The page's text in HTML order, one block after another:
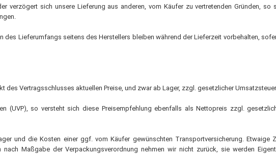
verzögert sich unsere Lieferung aus anderen, vom Käufer zu vertretenden Gründen, so
Lieferumfangs seitens des Herstellers bleiben während der Lieferzeit vorbehalten,
Vertragsschlusses aktuellen Preise, und zwar ab Lager, zzgl. gesetzlicher
(UVP), so versteht sich diese Preisempfehlung ebenfalls als Nettopreis zzgl.
und die Kosten einer ggf. vom Käufer gewünschten Transportversicherung. Etwaige
Maßgabe der Verpackungsverordnung nehmen wir nicht zurück, sie werden